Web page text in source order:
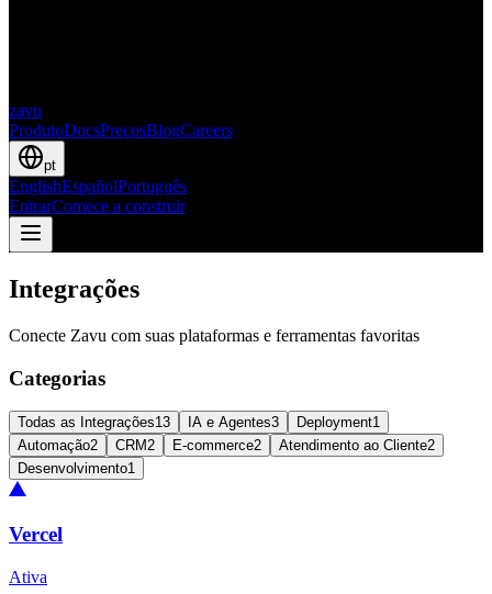
zavu
ProdutoDocsPreçosBlogCareers
pt
EnglishEspañolPortuguês
EntrarComece a construir
Integrações
Conecte Zavu com suas plataformas e ferramentas favoritas
Categorias
Todas as Integrações13 IA e Agentes3 Deployment1
Automação2 CRM2 E-commerce2 Atendimento ao Cliente2
Desenvolvimento1
Vercel
Ativa